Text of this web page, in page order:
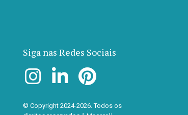
Siga nas Redes Sociais
© Copyright 2024-2026. Todos os